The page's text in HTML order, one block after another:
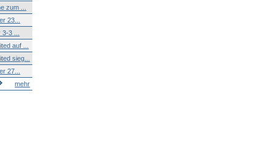
zum ...
23...
3 ...
auf ...
sieg...
27...
mehr